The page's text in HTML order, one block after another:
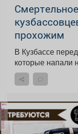
прохожим
В Кузбассе
которые напали
реклама